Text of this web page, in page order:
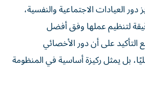
العيادات الاجتماعية والنفسية،
لتنظيم عملها وفق أفضل
التأكيد على أن دور الأخصائي
بل يمثل ركيزة أساسية في المنظومة